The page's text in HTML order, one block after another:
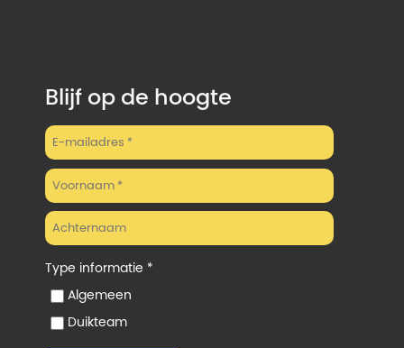
Blijf op de hoogte
Type informatie *
Algemeen
Duikteam